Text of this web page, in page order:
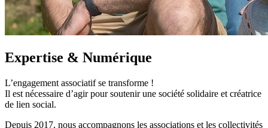
Expertise & Numérique
L’engagement associatif se transforme !
Il est nécessaire d’agir pour soutenir une société solidaire et créatrice
de lien social.
Depuis 2017, nous accompagnons les associations et les collectivités